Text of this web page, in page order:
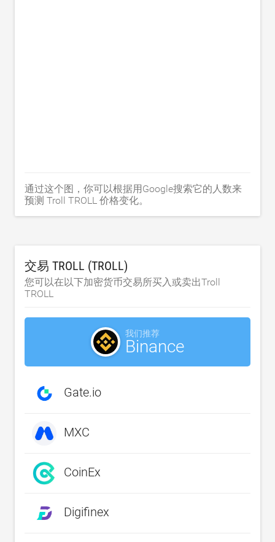
通过这个图，你可以根据用Google搜索它的人数来
预测 Troll TROLL 价格变化。
交易 TROLL (TROLL)
您可以在以下加密货币交易所买入或卖出Troll
TROLL
我们推荐
Binance
Gate.io
MXC
CoinEx
Digifinex